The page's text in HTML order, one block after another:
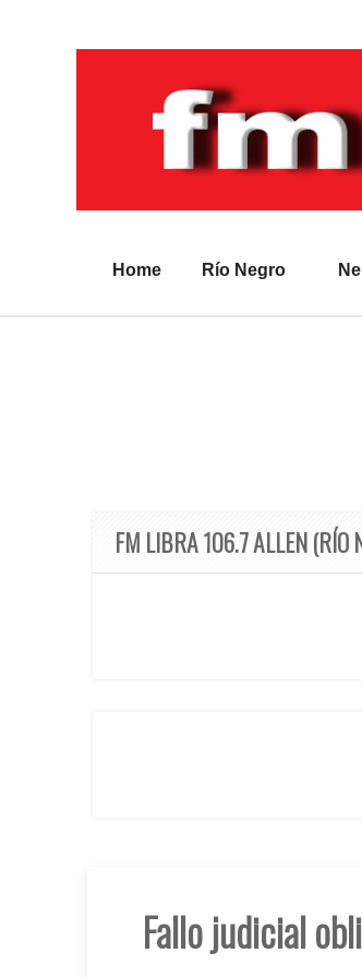
Home Río Negro
FM LIBRA 106.7 ALLEN (RÍO
Fallo judicial